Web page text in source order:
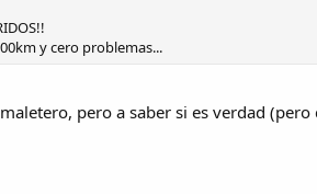
y cero problemas...
pero a saber si es verdad